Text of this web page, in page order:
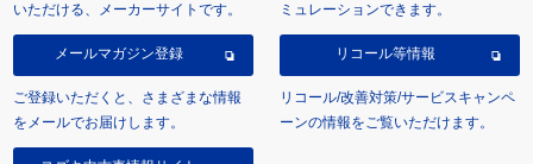
いただける、メーカーサイトです。
ミュレーションできます。
メールマガジン登録
ご登録いただくと、さまざまな情報
をメールでお届けします。
リコール等情報
リコール/改善対策/サービスキャンペ
ーンの情報をご覧いただけます。